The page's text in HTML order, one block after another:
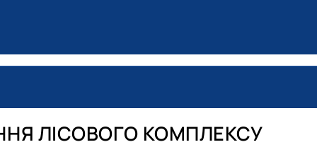
ЛІСОВОГО КОМПЛЕКСУ